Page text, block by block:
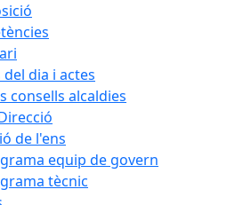
dia i actes
consells alcaldies
de l'ens
equip de govern
tècnic